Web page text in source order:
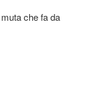
che fa da